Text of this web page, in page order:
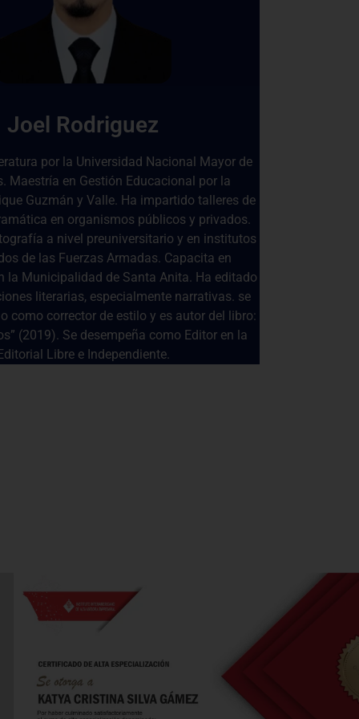
Joel Rodriguez
por la Universidad Nacional Mayor de
Maestría en Gestión Educacional por la
Guzmán y Valle. Ha impartido talleres de
en organismos públicos y privados.
a nivel preuniversitario y en institutos
de las Fuerzas Armadas. Capacita en
la Municipalidad de Santa Anita. Ha editado
literarias, especialmente narrativas. se
como corrector de estilo y es autor del libro:
(2019). Se desempeña como Editor en la
Libre e Independiente.